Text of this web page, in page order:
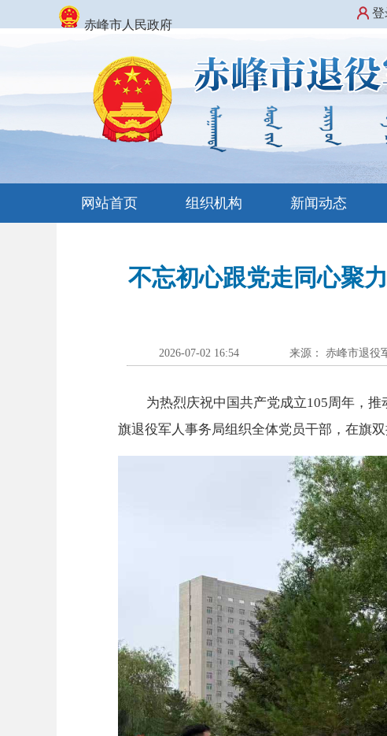
赤峰市人民政府
登
网站首页 组织机构 新闻动态
不忘初心跟党走同心聚
2026-07-02 16:54 来源： 赤峰市退役
为热烈庆祝中国共产党成立105周年，
旗退役军人事务局组织全体党员干部，在旗